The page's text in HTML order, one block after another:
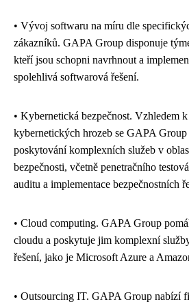
• Vývoj softwaru na míru dle
zákazníků. GAPA Group disponuje
kteří jsou schopni navrhnout a
spolehlivá softwarová řešení.
• Kybernetická bezpečnost. Vzhledem
kybernetických hrozeb se GAPA Group
poskytování komplexních služeb v
bezpečnosti, včetně penetračního
auditu a implementace bezpečnostních
• Cloud computing. GAPA Group
cloudu a poskytuje jim komplexní
řešení, jako je Microsoft Azure a
• Outsourcing IT. GAPA Group nabízí